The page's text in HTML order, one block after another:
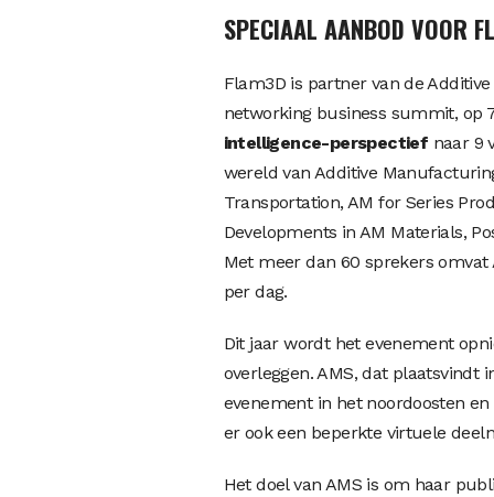
SPECIAAL AANBOD VOOR
Flam3D is partner van de
networking business summit, op
intelligence-perspectief naar 9
wereld van Additive
Transportation, AM for Series
Developments in AM Materials,
Met meer dan 60 sprekers
per dag.
Dit jaar wordt het evenement
overleggen. AMS, dat plaatsvindt
evenement in het noordoosten
er ook een beperkte virtuele
Het doel van AMS is om haar